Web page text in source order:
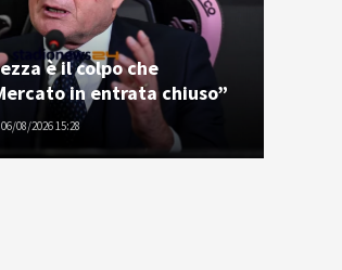
è il colpo che
in entrata chiuso”
06/08/2026 15:28